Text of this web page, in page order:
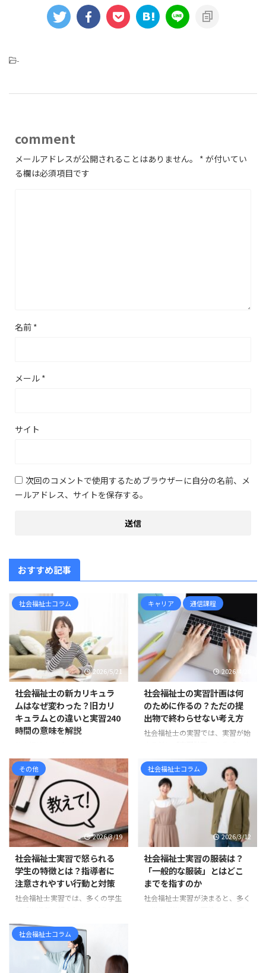
-
comment
メールアドレスが公開されることはありません。 * が付いてい
る欄は必須項目です
名前 *
メール *
サイト
次回のコメントで使用するためブラウザーに自分の名前、メ
ールアドレス、サイトを保存する。
おすすめ記事
社会福祉士コラム
2026/5/21
社会福祉士の新カリキュラ
ムはなぜ変わった？旧カリ
キュラムとの違いと実習240
時間の意味を解説
すでに現在の標準です 社会福祉
士を目指して情報収集をしている
と、 「新カリキュラム」「旧カ
リキュラム」「相談援助実習」
「ソーシャルワーク実習」「実習
180時間」「実習240時間」 とい
った言葉が出てきて、混乱してし
まう方も多いのではないでしょう
か。 まず整理しておくと、社会
福祉士の新カリキュラムは、令和
3年度、つまり2021年度入学者か
ら順次導入されています。 ま
た、国家試験については、令和6
れた第37回社会福祉士国家試験
から、新しい試験科目が ...
キャリア 通信課程
2026/4/28
社会福祉士の実習計画は何
のために作るの？ただの提
出物で終わらせない考え方
社会福祉士の実習では、実習が始
す。 しかし、実習計画について、
「学校のカリキュラムに入ってい
るから作るもの」「とりあえず提
出しなければならないもの」「何
を書けばよいのか分からないけれ
ど、形だけ整えるもの」 と感じ
ている方も多いのではないでしょ
うか。 たしかに、実習計画は学
つです。そのため、どうして
も“課題”や“提出物”として捉えら
れがちです。 しかし実際には、
実習計画には思っている以上に大
その他
2026/3/19
社会福祉士実習で怒られる
学生の特徴とは？指導者に
注意されやすい行動と対策
社会福祉士実習では、多くの学生
う」と不安に感じます。 実際、
実習中に指導を受ける場面は少な
くありません。しかし、その多く
は能力の問題ではなく、基本的な
姿勢やマナーに関するものです。
社会福祉士コラム
2026/3/12
社会福祉士実習の服装は？
「一般的な服装」とはどこ
までを指すのか
社会福祉士実習が決まると、多く
社会福祉士コラム